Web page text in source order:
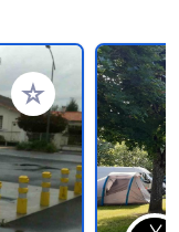
Añadir a tus